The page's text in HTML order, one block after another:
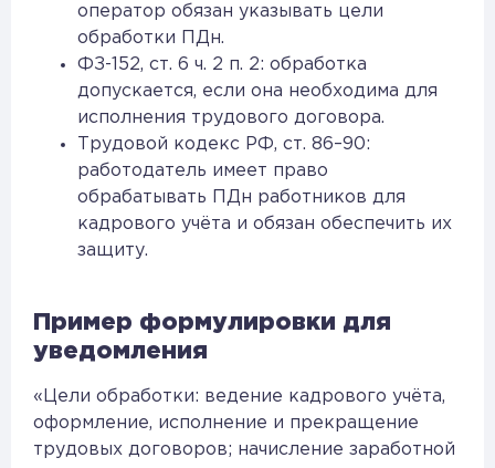
оператор обязан указывать цели
обработки ПДн.
ФЗ-152, ст. 6 ч. 2 п. 2: обработка
допускается, если она необходима для
исполнения трудового договора.
Трудовой кодекс РФ, ст. 86–90:
работодатель имеет право
обрабатывать ПДн работников для
кадрового учёта и обязан обеспечить их
защиту.
Пример формулировки для
уведомления
«Цели обработки: ведение кадрового учёта,
оформление, исполнение и прекращение
трудовых договоров; начисление заработной